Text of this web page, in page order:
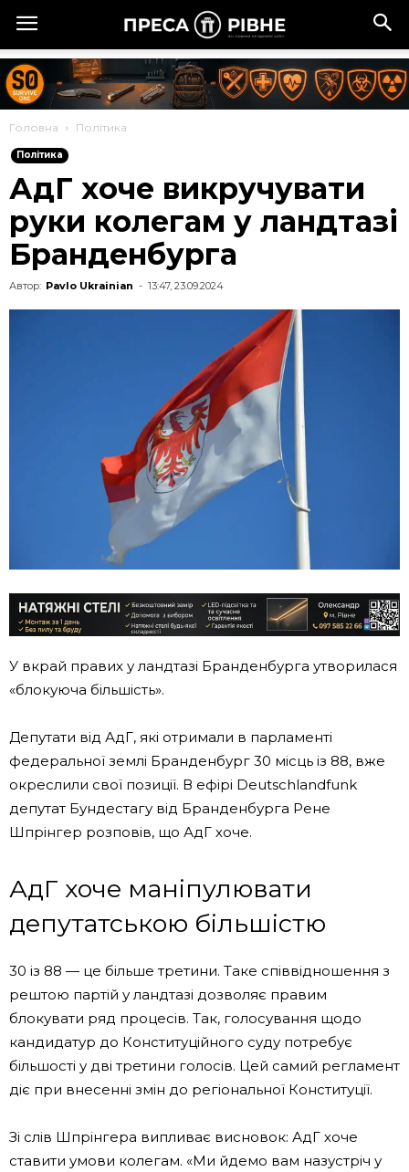
Головна Політика
Політика
АдГ хоче викручувати
руки колегам у ландтазі
Бранденбурга
Автор: Pavlo Ukrainian - 13:47, 23.09.2024
У вкрай правих у ландтазі Бранденбурга утворилася
«блокуюча більшість».
Депутати від АдГ, які отримали в парламенті
федеральної землі Бранденбург 30 місць із 88, вже
окреслили свої позиції. В ефірі Deutschlandfunk
депутат Бундестагу від Бранденбурга Рене
Шпрінгер розповів, що АдГ хоче.
АдГ хоче маніпулювати
депутатською більшістю
30 із 88 — це більше третини. Таке співвідношення з
рештою партій у ландтазі дозволяє правим
блокувати ряд процесів. Так, голосування щодо
кандидатур до Конституційного суду потребує
більшості у дві третини голосів. Цей самий регламент
діє при внесенні змін до регіональної Конституції.
Зі слів Шпрінгера випливає висновок: АдГ хоче
ставити умови колегам. «Ми йдемо вам назустріч у